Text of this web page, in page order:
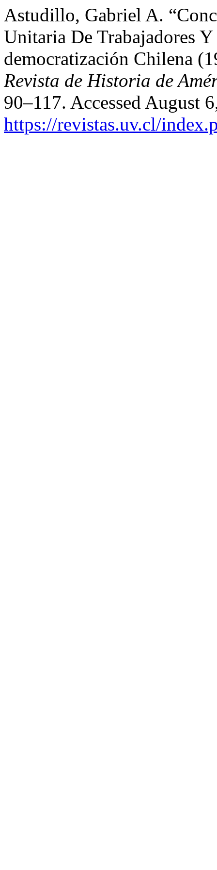
Astudillo, Gabriel A.
Unitaria De Trabajadores
democratización Chilena
Revista de Historia de
90–117. Accessed August
https://revistas.uv.cl/